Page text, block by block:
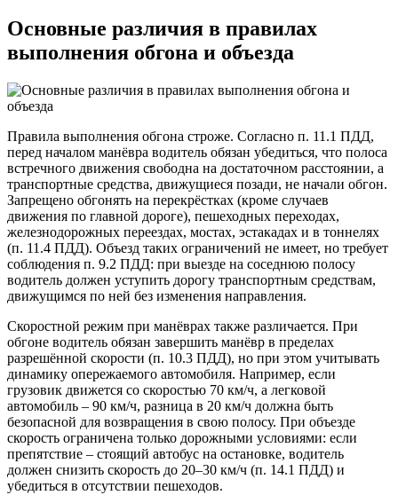
Основные различия в правилах
выполнения обгона и объезда
Правила выполнения обгона строже. Согласно п. 11.1 ПДД,
перед началом манёвра водитель обязан убедиться, что полоса
встречного движения свободна на достаточном расстоянии, а
транспортные средства, движущиеся позади, не начали обгон.
Запрещено обгонять на перекрёстках (кроме случаев
движения по главной дороге), пешеходных переходах,
железнодорожных переездах, мостах, эстакадах и в тоннелях
(п. 11.4 ПДД). Объезд таких ограничений не имеет, но требует
соблюдения п. 9.2 ПДД: при выезде на соседнюю полосу
водитель должен уступить дорогу транспортным средствам,
движущимся по ней без изменения направления.
Скоростной режим при манёврах также различается. При
обгоне водитель обязан завершить манёвр в пределах
разрешённой скорости (п. 10.3 ПДД), но при этом учитывать
динамику опережаемого автомобиля. Например, если
грузовик движется со скоростью 70 км/ч, а легковой
автомобиль – 90 км/ч, разница в 20 км/ч должна быть
безопасной для возвращения в свою полосу. При объезде
скорость ограничена только дорожными условиями: если
препятствие – стоящий автобус на остановке, водитель
должен снизить скорость до 20–30 км/ч (п. 14.1 ПДД) и
убедиться в отсутствии пешеходов.